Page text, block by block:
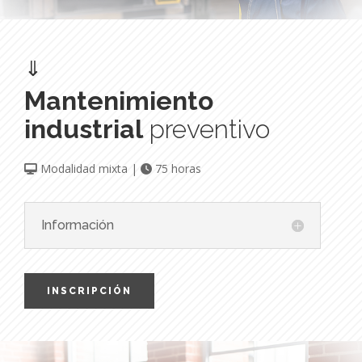
⇓
Mantenimiento
industrialpreventivo
Modalidad mixta | 75 horas
Información
INSCRIPCIÓN